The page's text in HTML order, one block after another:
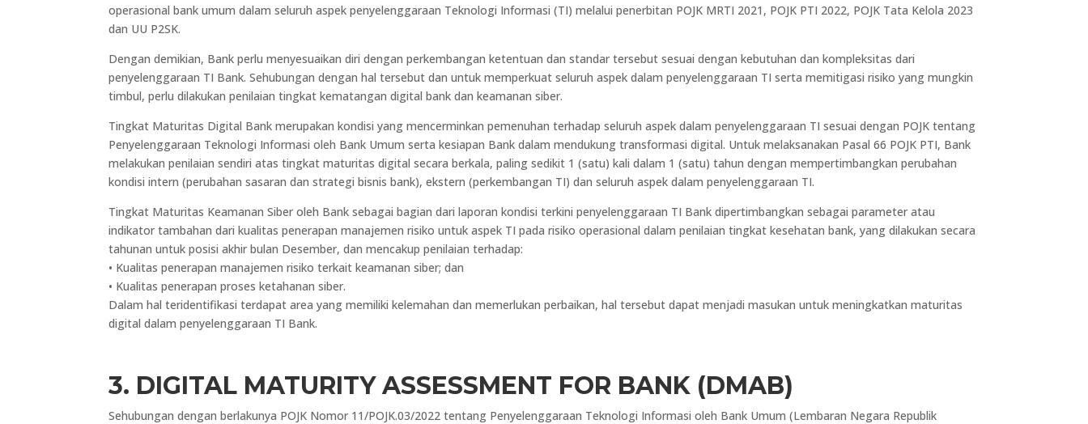
operasional bank umum dalam seluruh aspek penyelenggaraan Teknologi Informasi (TI) melalui penerbitan POJK MRTI 2021, POJK PTI 2022, POJK Tata Kelola 2023
dan UU P2SK.
Dengan demikian, Bank perlu menyesuaikan diri dengan perkembangan ketentuan dan standar tersebut sesuai dengan kebutuhan dan kompleksitas dari
penyelenggaraan TI Bank. Sehubungan dengan hal tersebut dan untuk memperkuat seluruh aspek dalam penyelenggaraan TI serta memitigasi risiko yang mungkin
timbul, perlu dilakukan penilaian tingkat kematangan digital bank dan keamanan siber.
Tingkat Maturitas Digital Bank merupakan kondisi yang mencerminkan pemenuhan terhadap seluruh aspek dalam penyelenggaraan TI sesuai dengan POJK tentang
Penyelenggaraan Teknologi Informasi oleh Bank Umum serta kesiapan Bank dalam mendukung transformasi digital. Untuk melaksanakan Pasal 66 POJK PTI, Bank
melakukan penilaian sendiri atas tingkat maturitas digital secara berkala, paling sedikit 1 (satu) kali dalam 1 (satu) tahun dengan mempertimbangkan perubahan
kondisi intern (perubahan sasaran dan strategi bisnis bank), ekstern (perkembangan TI) dan seluruh aspek dalam penyelenggaraan TI.
Tingkat Maturitas Keamanan Siber oleh Bank sebagai bagian dari laporan kondisi terkini penyelenggaraan TI Bank dipertimbangkan sebagai parameter atau
indikator tambahan dari kualitas penerapan manajemen risiko untuk aspek TI pada risiko operasional dalam penilaian tingkat kesehatan bank, yang dilakukan secara
tahunan untuk posisi akhir bulan Desember, dan mencakup penilaian terhadap:
• Kualitas penerapan manajemen risiko terkait keamanan siber; dan
• Kualitas penerapan proses ketahanan siber.
Dalam hal teridentifikasi terdapat area yang memiliki kelemahan dan memerlukan perbaikan, hal tersebut dapat menjadi masukan untuk meningkatkan maturitas
digital dalam penyelenggaraan TI Bank.
3. DIGITAL MATURITY ASSESSMENT FOR BANK (DMAB)
Sehubungan dengan berlakunya POJK Nomor 11/POJK.03/2022 tentang Penyelenggaraan Teknologi Informasi oleh Bank Umum (Lembaran Negara Republik